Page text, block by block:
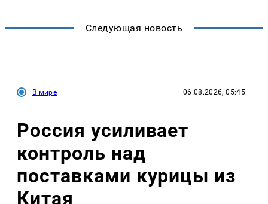
Следующая новость
В мире 06.08.2026, 05:45
Россия усиливает
контроль над
поставками курицы из
Китая